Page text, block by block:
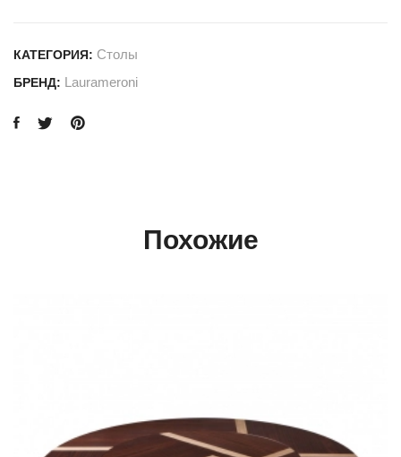
КАТЕГОРИЯ: Столы
БРЕНД: Laurameroni
Похожие